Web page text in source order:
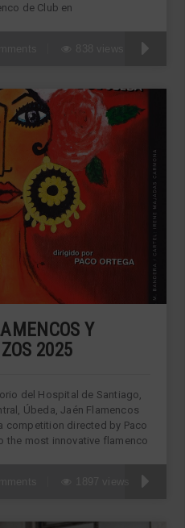
de Club en
Y
2025
del Hospital de Santiago,
Úbeda, Jaén Flamencos
competition directed by Paco
the most innovative flamenco